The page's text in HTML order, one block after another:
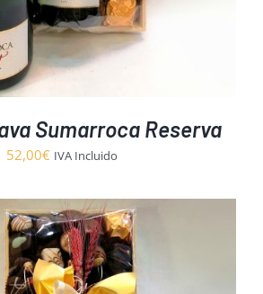
Sumarroca Reserva
52,00€ IVA Incluido